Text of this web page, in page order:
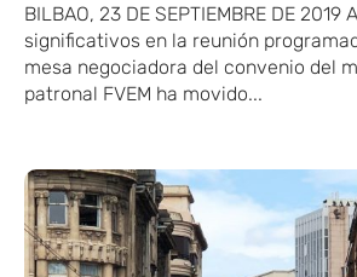
BILBAO, 23 DE SEPTIEMBRE DE 2019
significativos en la reunión
mesa negociadora del convenio del
patronal FVEM ha movido...